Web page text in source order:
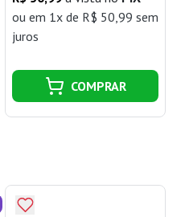
ou em 1x de R$ 50,99 sem
juros
COMPRAR